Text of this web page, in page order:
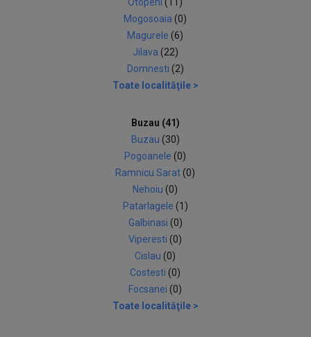
Mogosoaia (0)
Magurele (6)
Jilava (22)
Domnesti (2)
Toate localităţile >
Buzau (41)
Buzau (30)
Pogoanele (0)
Ramnicu Sarat (0)
Nehoiu (0)
Patarlagele (1)
Galbinasi (0)
Viperesti (0)
Cislau (0)
Costesti (0)
Focsanei (0)
Toate localităţile >